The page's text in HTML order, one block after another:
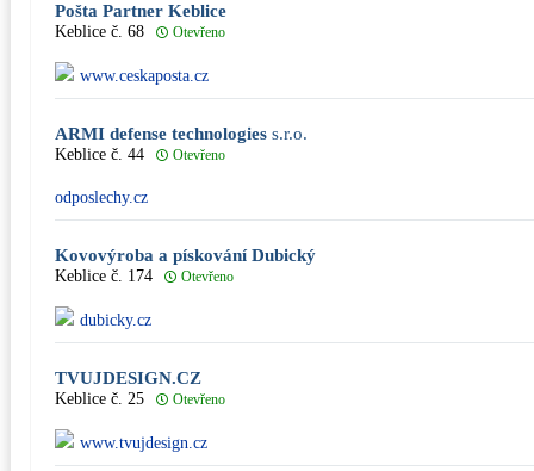
Pošta Partner Keblice
Keblice č. 68 Otevřeno
www.ceskaposta.cz
ARMI defense technologies s.r.o.
Keblice č. 44 Otevřeno
odposlechy.cz
Kovovýroba a pískování Dubický
Keblice č. 174 Otevřeno
dubicky.cz
TVUJDESIGN.CZ
Keblice č. 25 Otevřeno
www.tvujdesign.cz